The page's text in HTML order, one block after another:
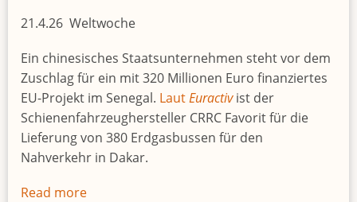
das
Töten»
21.4.26 Weltwoche
Ein chinesisches Staatsunternehmen steht vor dem
Zuschlag für ein mit 320 Millionen Euro finanziertes
EU-Projekt im Senegal. LautEuractivist der
Schienenfahrzeughersteller CRRC Favorit für die
Lieferung von 380 Erdgasbussen für den
Nahverkehr in Dakar.
Read more